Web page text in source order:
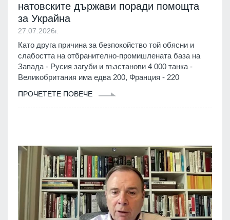
натовските държави поради помощта
за Украйна
27.07.2026г.
Като друга причина за безпокойство той обясни и
слабостта на отбранително-промишлената база на
Запада - Русия загуби и възстанови 4 000 танка -
Великобритания има едва 200, Франция - 220
ПРОЧЕТЕТЕ ПОВЕЧЕ